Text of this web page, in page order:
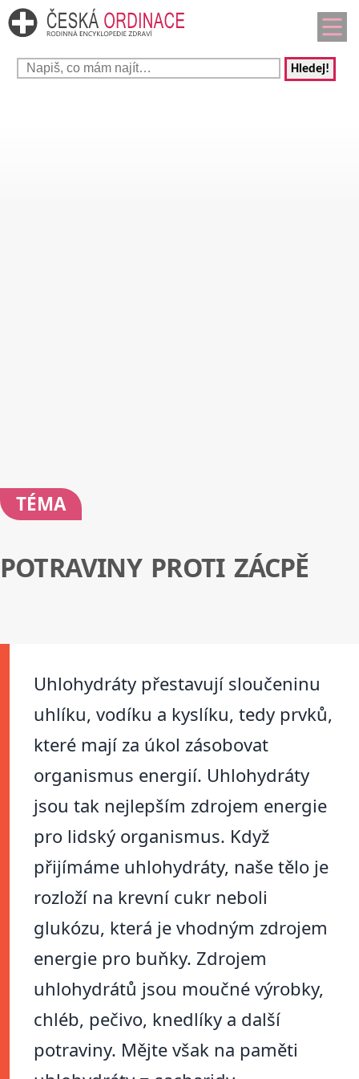
Hledej!
TÉMA
POTRAVINY PROTI ZÁCPĚ
Uhlohydráty přestavují sloučeninu
uhlíku, vodíku a kyslíku, tedy prvků,
které mají za úkol zásobovat
organismus energií. Uhlohydráty
jsou tak nejlepším zdrojem energie
pro lidský organismus. Když
přijímáme uhlohydráty, naše tělo je
rozloží na krevní cukr neboli
glukózu, která je vhodným zdrojem
energie pro buňky. Zdrojem
uhlohydrátů jsou moučné výrobky,
chléb, pečivo, knedlíky a další
potraviny. Mějte však na paměti